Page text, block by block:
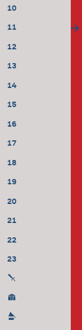
10
11
12
13
14
15
16
17
18
19
20
21
22
23